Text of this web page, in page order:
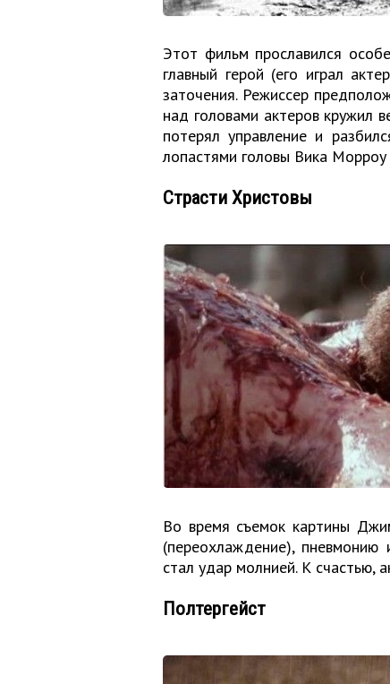
Этот фильм прославился
главный герой (его играл
заточения. Режиссер
над головами актеров кружил
потерял управление и
лопастями головы Вика Морроу
Страсти Христовы
Во время съемок картины
(переохлаждение), пневмонию
стал удар молнией. К счастью,
Полтергейст